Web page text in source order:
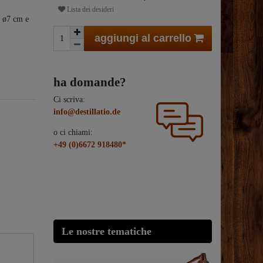
cm e
Lista dei desideri
aggiungi al carrello
ha domande?
Ci scriva:
info@destillatio.de
o ci chiami:
+49 (0)6672 918480*
Le nostre tematiche